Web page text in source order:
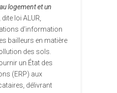
logement et un
, dite loi ALUR,
d’information
bailleurs en matière
des sols.
un État des
(ERP) aux
délivrant